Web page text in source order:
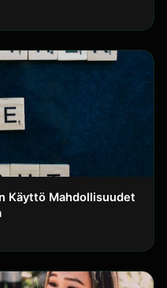
Käyttö Mahdollisuudet